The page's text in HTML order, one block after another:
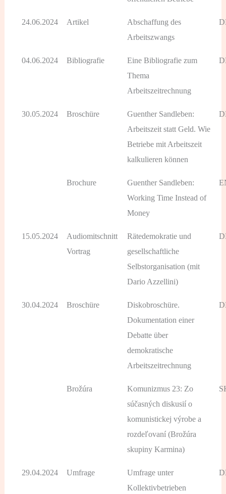
24.06.2024 Artikel
Abschaffung des
Arbeitszwangs
04.06.2024 Bibliografie
Eine Bibliografie zum
Thema
Arbeitszeitrechnung
30.05.2024 Broschüre
Guenther Sandleben:
Arbeitszeit statt Geld. Wie
Betriebe mit Arbeitszeit
kalkulieren können
Brochure
Guenther Sandleben:
Working Time Instead of
Money
15.05.2024
Audiomitschnitt
Vortrag
Rätedemokratie und
gesellschaftliche
Selbstorganisation (mit
Dario Azzellini)
30.04.2024 Broschüre
Diskobroschüre.
Dokumentation einer
Debatte über
demokratische
Arbeitszeitrechnung
Brožúra
Komunizmus 23: Zo
súčasných diskusií o
komunistickej výrobe a
rozdeľovaní (Brožúra
skupiny Karmina)
29.04.2024 Umfrage
Umfrage unter
Kollektivbetrieben